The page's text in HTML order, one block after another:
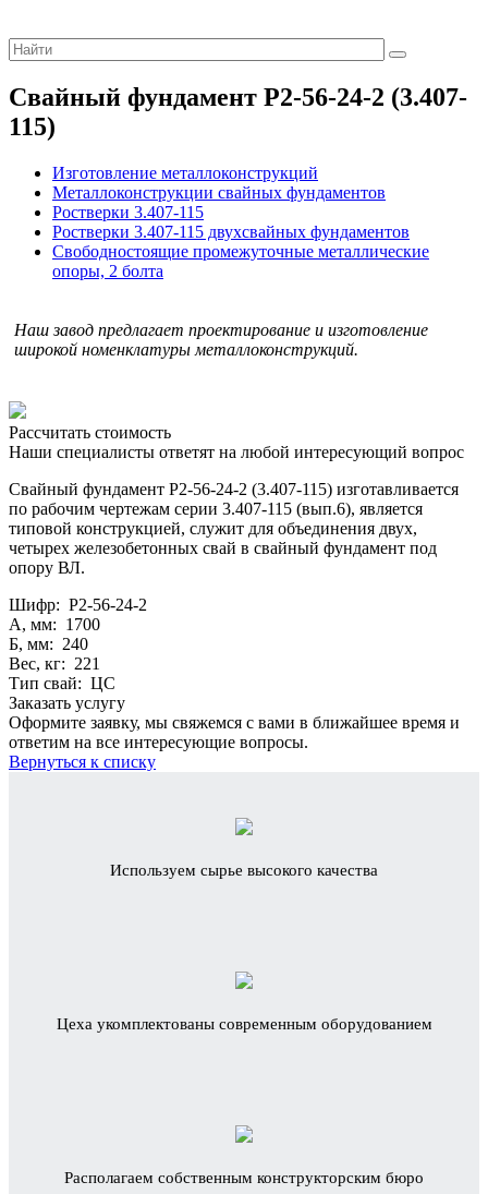
Свайный фундамент Р2-56-24-2 (3.407-
115)
Изготовление металлоконструкций
Металлоконструкции свайных фундаментов
Ростверки 3.407-115
Ростверки 3.407-115 двухсвайных фундаментов
Cвободностоящие промежуточные металлические
опоры, 2 болта
Наш завод предлагает проектирование и изготовление
широкой номенклатуры металлоконструкций.
Рассчитать стоимость
Наши специалисты ответят на любой интересующий вопрос
Свайный фундамент Р2-56-24-2 (3.407-115) изготавливается
по рабочим чертежам серии 3.407-115 (вып.6), является
типовой конструкцией, служит для объединения двух,
четырех железобетонных свай в свайный фундамент под
опору ВЛ.
Шифр: Р2-56-24-2
А, мм: 1700
Б, мм: 240
Вес, кг: 221
Тип свай: ЦС
Заказать услугу
Оформите заявку, мы свяжемся с вами в ближайшее время и
ответим на все интересующие вопросы.
Вернуться к списку
Используем сырье высокого качества
Цеха укомплектованы современным оборудованием
Располагаем собственным конструкторским бюро